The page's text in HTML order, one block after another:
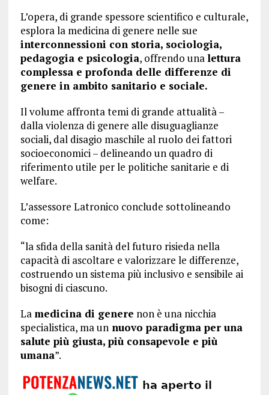
L’opera, di grande spessore scientifico e culturale,
esplora la medicina di genere nelle sue
interconnessioni con storia, sociologia,
pedagogia e psicologia, offrendo unalettura
complessa e profonda delle differenze di
genere in ambito sanitario e sociale.
Il volume affronta temi di grande attualità –
dalla violenza di genere alle disuguaglianze
sociali, dal disagio maschile al ruolo dei fattori
socioeconomici – delineando un quadro di
riferimento utile per le politiche sanitarie e di
welfare.
L’assessore Latronico conclude sottolineando
come:
“la sfida della sanità del futuro risieda nella
capacità di ascoltare e valorizzare le differenze,
costruendo un sistema più inclusivo e sensibile ai
bisogni di ciascuno.
La medicina di genere non è una nicchia
specialistica, ma unnuovo paradigma per una
salute più giusta, più consapevole e più
umana”.